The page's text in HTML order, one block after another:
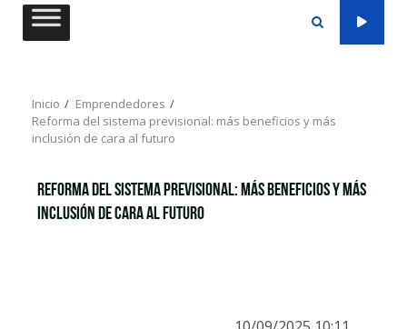
Saltar
Inicio
Emprendedores
Reforma del sistema previsional: más beneficios y más
inclusión de cara al futuro
Reforma del sistema previsional: más beneficios y más
inclusión de cara al futuro